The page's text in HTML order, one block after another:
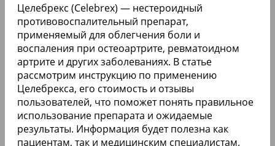
Целебрекс (Celebrex) — нестероидный
противовоспалительный препарат,
применяемый для облегчения боли и
воспаления при остеоартрите, ревматоидном
артрите и других заболеваниях. В статье
рассмотрим инструкцию по применению
Целебрекса, его стоимость и отзывы
пользователей, что поможет понять правильное
использование препарата и ожидаемые
результаты. Информация будет полезна как
пациентам, так и медицинским специалистам.